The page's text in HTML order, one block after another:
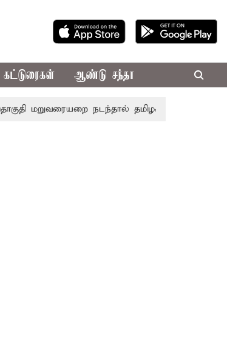
கட்டுரைகள் ஆண்டு சந்தா
மறுவரையறை நடந்தால் தமிழக மக்களவை